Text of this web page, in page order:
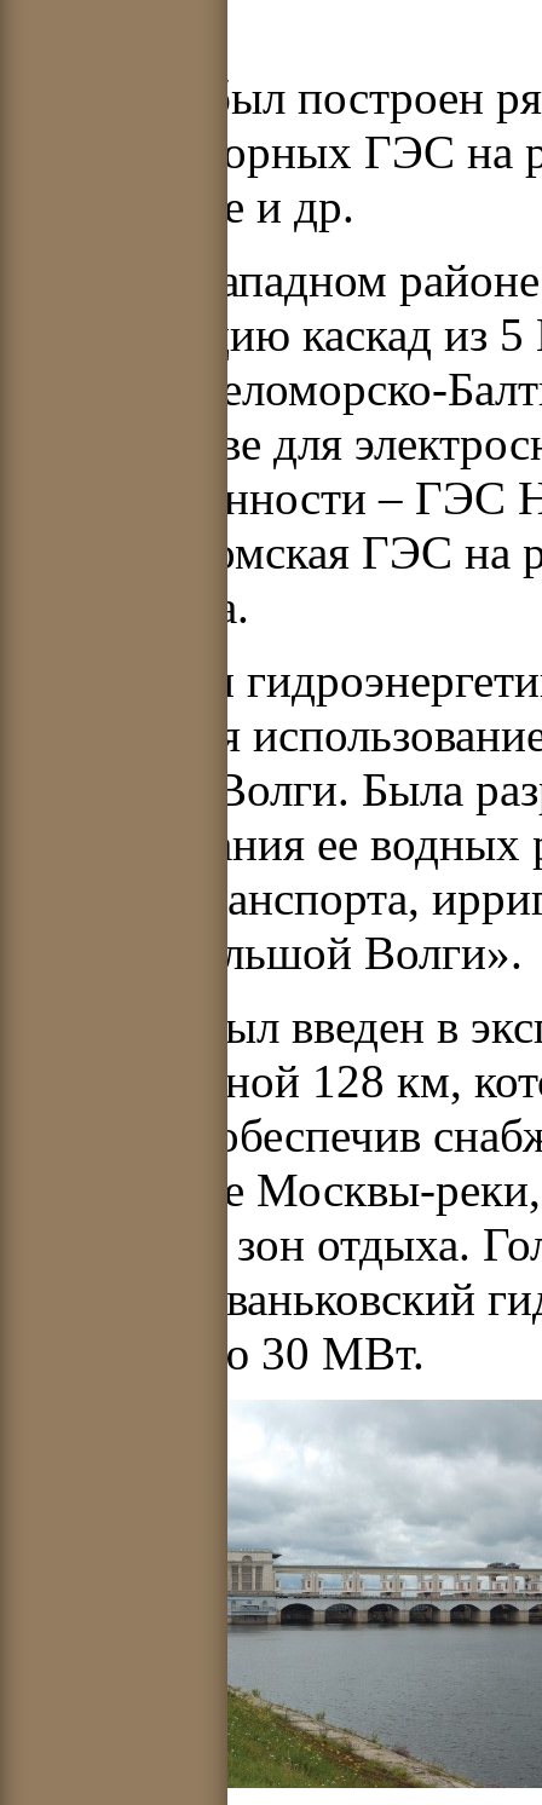
На Алтае был построен
высоконапорных ГЭС на
Хариузовке и др.
В северо-западном
эксплуатацию каскад
бьефами Беломорско-
полуострове для
промышленности – ГЭС
Нижнетуломская ГЭС на
Мурманска.
В развитии
начавшееся
Европе р. Волги. Была
использования ее
водного транспорта,
«Схема Большой Волги».
В 1937 г. был введен в
общей длиной 128 км,
Москвой, обеспечив
обводнение Москвы-
обширных зон отдыха.
является Иваньковский
мощностью 30 МВт.